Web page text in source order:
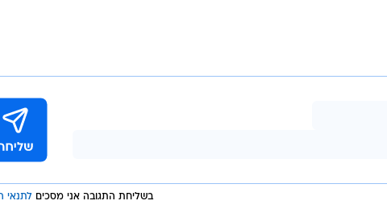
בשליחת התגובה אני מסכים לתנאי